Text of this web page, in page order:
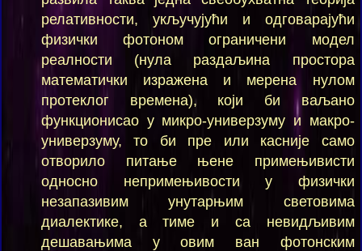
релативности, укључујући и одговарајући
физички фотоном ограничени модел
реалности (нула раздаљина простора
математички изражена и мерена нулом
протеклог времена), који би ваљано
функционисао у микро-универзуму и макро-
универзуму, то би пре или касније само
отворило питање њене примењивисти
односно непримењивости у физички
незапазивим унутарњим световима
диалектике, а тиме и са невидљивим
дешавањима у овим ван фотонским